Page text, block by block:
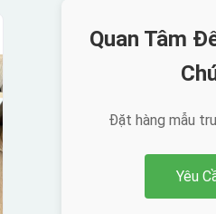
Quan Tâm
Đặt hàng mẫu
Yêu